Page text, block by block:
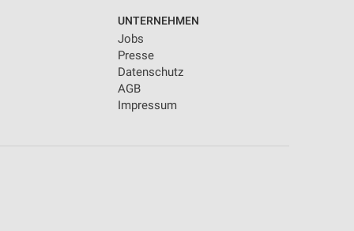
UNTERNEHMEN
Jobs
Presse
Datenschutz
AGB
Impressum